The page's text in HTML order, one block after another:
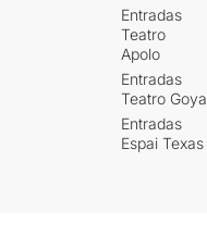
Entradas
Teatro
Apolo
Entradas
Teatro Goya
Entradas
Espai Texas